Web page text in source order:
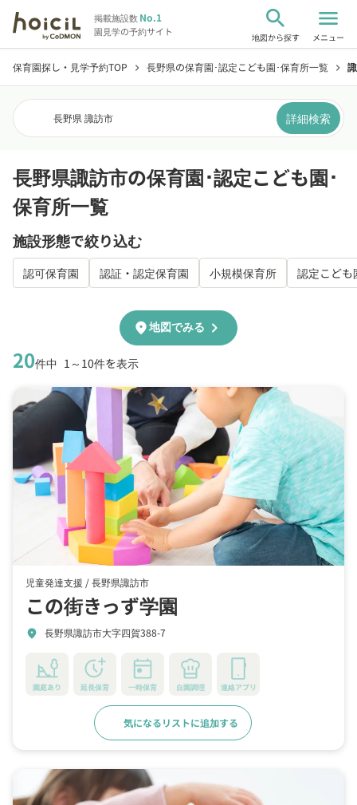
掲載施設数No.1
園見学の予約サイト
search
地図から探す
menu
メニュー
保育園探し・見学予約TOP chevron_right 長野県の保育園･認定こども園･保育所一覧 chevron_right
長野県 諏訪市 詳細検索
長野県諏訪市の保育園･認定こども園･
保育所一覧
施設形態で絞り込む
認可保育園 認証・認定保育園 小規模保育所 認定こども
20件中 1～10件を表示
location_on地図でみる chevron_right
児童発達支援 /長野県諏訪市
この街きっず学園
location_on 長野県諏訪市大字四賀388-7
園庭あり 延長保育 一時保育 自園調理 連絡アプリ
気になるリストに追加する